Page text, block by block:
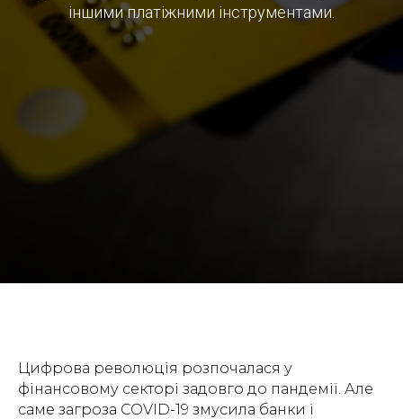
іншими платіжними інструментами.
Цифрова революція розпочалася у
фінансовому секторі задовго до пандемії. Але
саме загроза COVID-19 змусила банки і